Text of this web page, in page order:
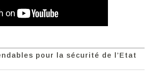
pour la sécurité de l’Etat